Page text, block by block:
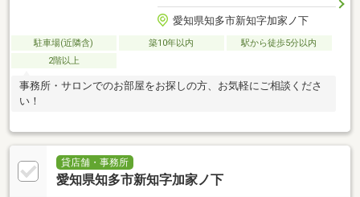
愛知県知多市新知字加家ノ下
駐車場(近隣含) 築10年以内
駅から徒歩5分以内
2階以上
事務所・サロンでのお部屋をお探しの方、お気軽にご相談くださ
い！
貸店舗・事務所
愛知県知多市新知字加家ノ下